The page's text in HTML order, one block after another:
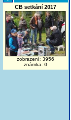
CB setkání 2017
zobrazení: 3956
známka: 0